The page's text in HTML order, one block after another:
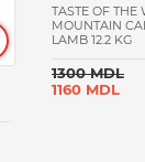
TASTE OF THE
MOUNTAIN
LAMB 12.2 KG
1300 MDL
1160 MDL